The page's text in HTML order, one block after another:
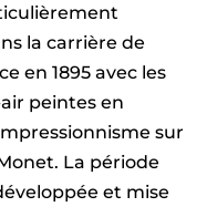
la carrière de
en 1895 avec les
peintes en
sur
La période
et mise